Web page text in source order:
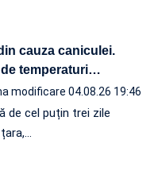
cauza caniculei.
temperaturi…
modificare 04.08.26 19:46
de cel puțin trei zile